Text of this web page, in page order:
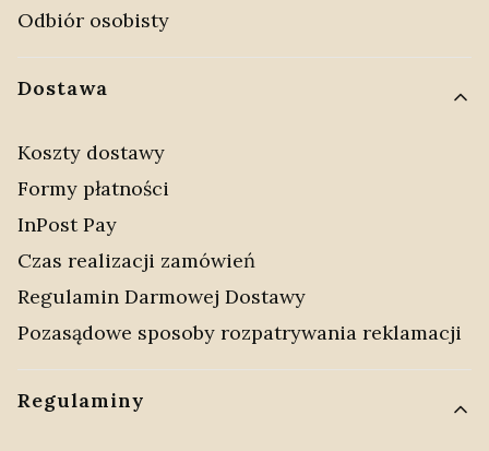
Odbiór osobisty
Dostawa
Koszty dostawy
Formy płatności
InPost Pay
Czas realizacji zamówień
Regulamin Darmowej Dostawy
Pozasądowe sposoby rozpatrywania reklamacji
Regulaminy